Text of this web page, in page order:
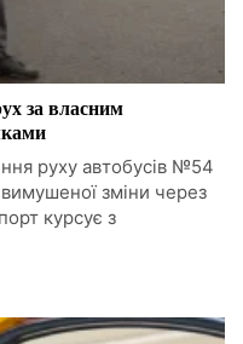
за власним
руху автобусів №54
зміни через
курсує з